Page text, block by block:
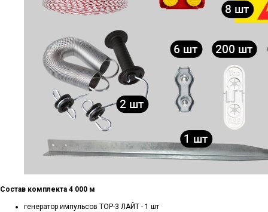
Состав комплекта 4 000 м
генератор импульсов ТОР-3 ЛАЙТ - 1 шт